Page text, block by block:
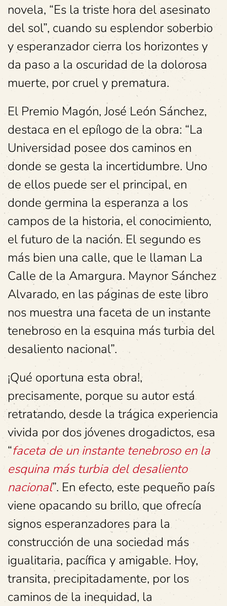
novela, “Es la triste hora del asesinato
del sol”, cuando su esplendor soberbio
y esperanzador cierra los horizontes y
da paso a la oscuridad de la dolorosa
muerte, por cruel y prematura.
El Premio Magón, José León Sánchez,
destaca en el epílogo de la obra: “La
Universidad posee dos caminos en
donde se gesta la incertidumbre. Uno
de ellos puede ser el principal, en
donde germina la esperanza a los
campos de la historia, el conocimiento,
el futuro de la nación. El segundo es
más bien una calle, que le llaman La
Calle de la Amargura. Maynor Sánchez
Alvarado, en las páginas de este libro
nos muestra una faceta de un instante
tenebroso en la esquina más turbia del
desaliento nacional”.
¡Qué oportuna esta obra!,
precisamente, porque su autor está
retratando, desde la trágica experiencia
vivida por dos jóvenes drogadictos, esa
“faceta de un instante tenebroso en la
esquina más turbia del desaliento
nacional”. En efecto, este pequeño país
viene opacando su brillo, que ofrecía
signos esperanzadores para la
construcción de una sociedad más
igualitaria, pacífica y amigable. Hoy,
transita, precipitadamente, por los
caminos de la inequidad, la